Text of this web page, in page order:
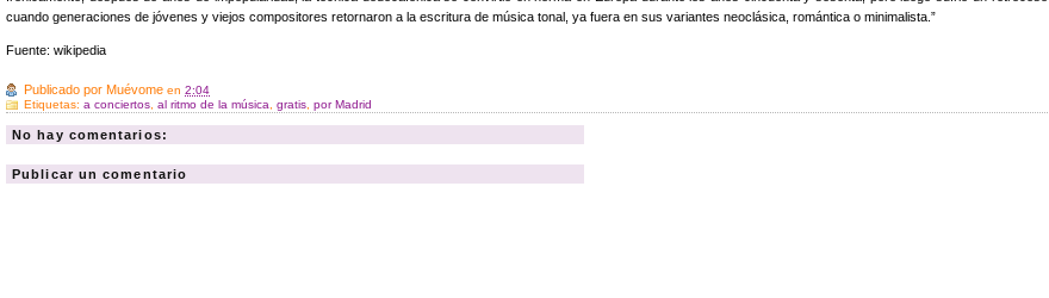
cuando generaciones de jóvenes y viejos compositores retornaron a la escritura de música tonal, ya fuera en sus variantes neoclásica, romántica o minimalista.”
Fuente: wikipedia
Publicado por Muévome en 2:04
Etiquetas: a conciertos, al ritmo de la música, gratis, por Madrid
No hay comentarios:
Publicar un comentario